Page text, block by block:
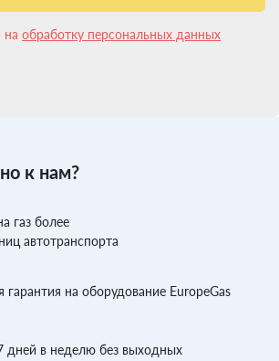
на обработку персональных данных
к нам?
газ более
автотранспорта
гарантия на оборудование EuropeGas
дней в неделю без выходных